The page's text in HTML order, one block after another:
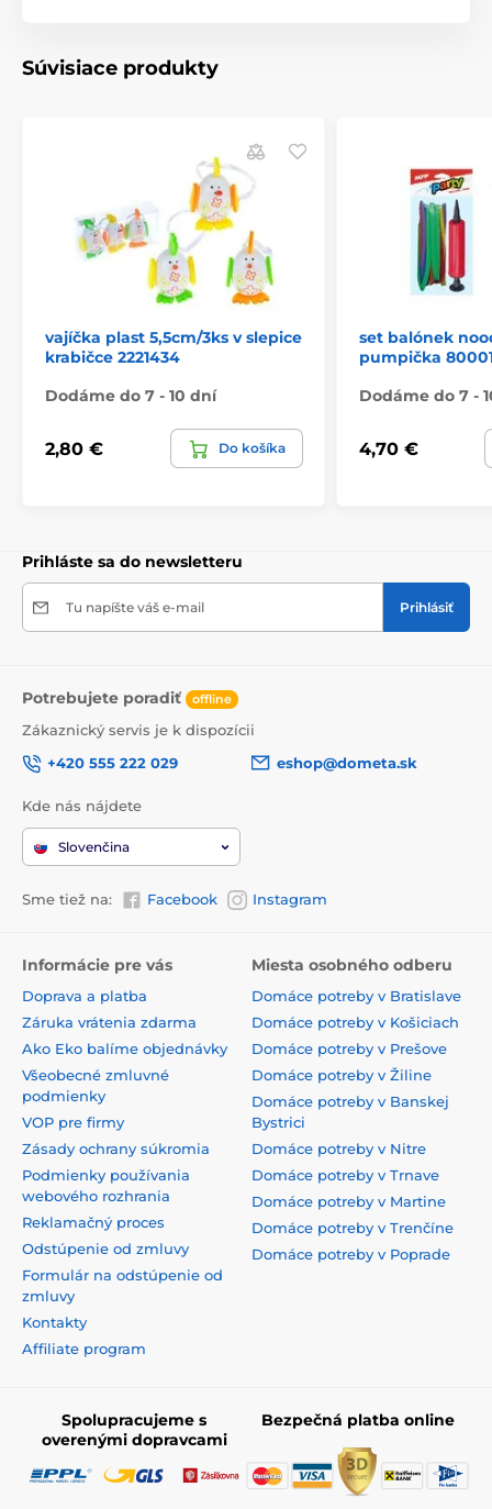
Súvisiace produkty
vajíčka plast 5,5cm/3ks v slepice
krabičce 2221434
Dodáme do 7 - 10 dní
2,80 € Do košíka
set balónek
pumpička
Dodáme do 7 -
4,70 €
Prihláste sa do newsletteru
Tu napíšte váš e-mail Prihlásiť
Potrebujete poradiť offline
Zákaznický servis je k dispozícii
+420 555 222 029
eshop@dometa.sk
Kde nás nájdete
Slovenčina
Sme tiež na: Facebook Instagram
Informácie pre vás
Doprava a platba
Záruka vrátenia zdarma
Ako Eko balíme objednávky
Všeobecné zmluvné
podmienky
VOP pre firmy
Zásady ochrany súkromia
Podmienky používania
webového rozhrania
Reklamačný proces
Odstúpenie od zmluvy
Formulár na odstúpenie od
zmluvy
Kontakty
Affiliate program
Miesta osobného odberu
Domáce potreby v Bratislave
Domáce potreby v Košiciach
Domáce potreby v Prešove
Domáce potreby v Žiline
Domáce potreby v Banskej
Bystrici
Domáce potreby v Nitre
Domáce potreby v Trnave
Domáce potreby v Martine
Domáce potreby v Trenčíne
Domáce potreby v Poprade
Spolupracujeme s
overenými dopravcami
Bezpečná platba online